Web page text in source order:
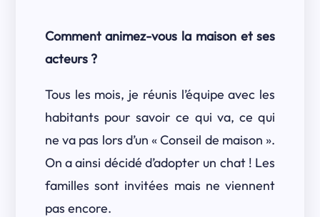
Comment animez-vous la maison et ses
acteurs ?
Tous les mois, je réunis l’équipe avec les
habitants pour savoir ce qui va, ce qui
ne va pas lors d’un « Conseil de maison ».
On a ainsi décidé d’adopter un chat ! Les
familles sont invitées mais ne viennent
pas encore.